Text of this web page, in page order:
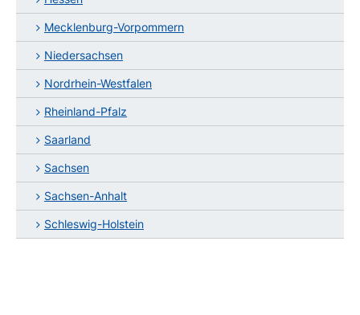
Mecklenburg-Vorpommern
Niedersachsen
Nordrhein-Westfalen
Rheinland-Pfalz
Saarland
Sachsen
Sachsen-Anhalt
Schleswig-Holstein